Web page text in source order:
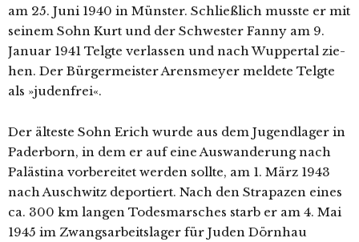
am 25. Juni 1940 in Münster. Schließlich muss­te er mit
sei­nem Sohn Kurt und der Schwester Fanny am 9.
Januar 1941 Telgte ver­las­sen und nach Wuppertal zie­
hen. Der Bürgermeister Arensmeyer mel­de­te Telgte
als »juden­frei«.
Der ältes­te Sohn Erich wur­de aus dem Jugendlager in
Paderborn, in dem er auf eine Auswanderung nach
Palästina vor­be­rei­tet wer­den soll­te, am 1. März 1943
nach Auschwitz depor­tiert. Nach den Strapazen eines
ca. 300 km lan­gen Todesmarsches starb er am 4. Mai
1945 im Zwangsarbeitslager für Juden Dörnhau